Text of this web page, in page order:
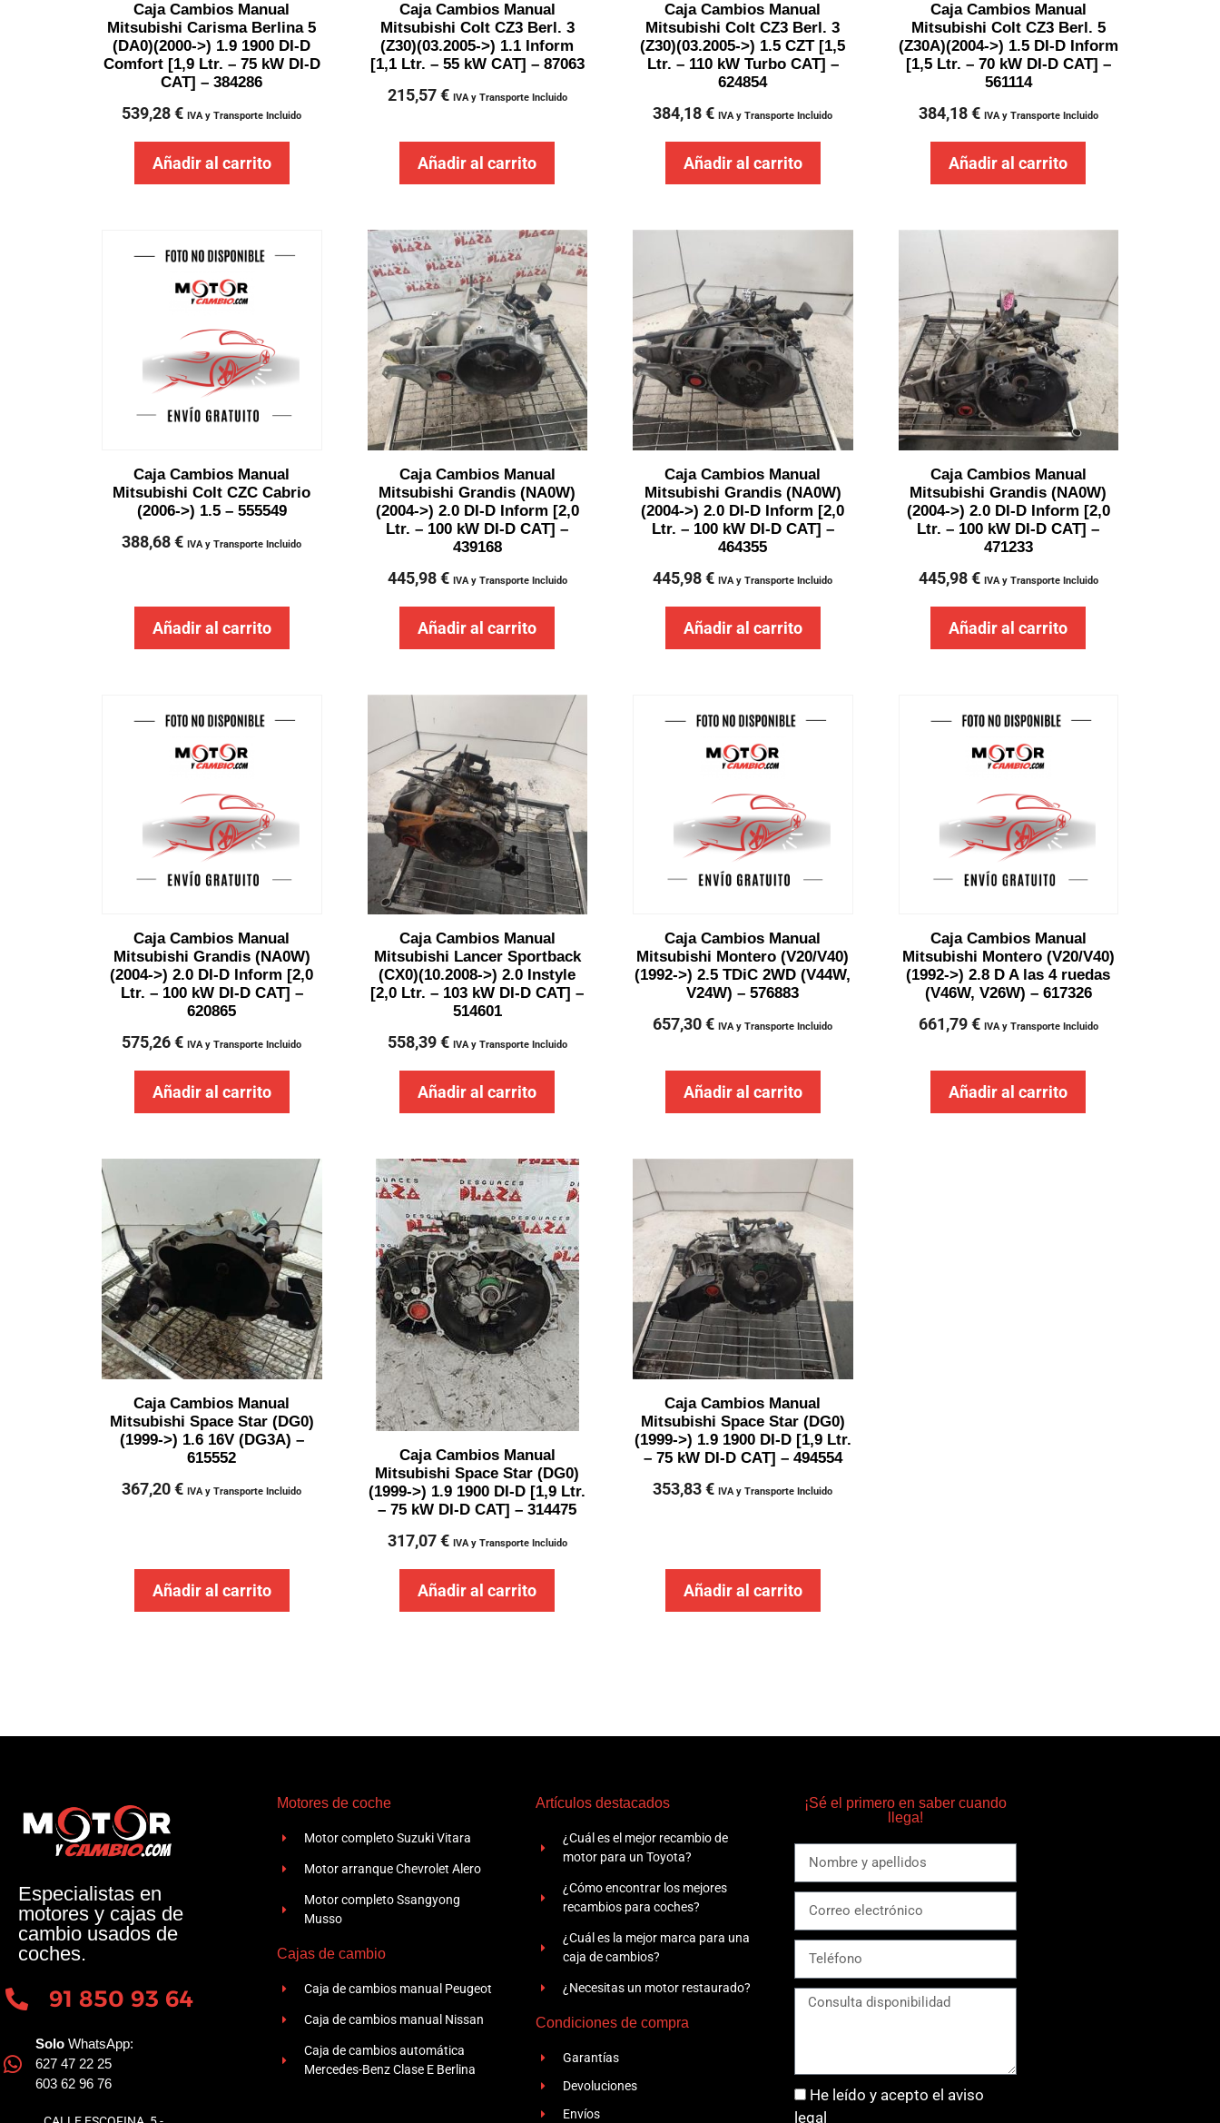
Caja Cambios Manual
Mitsubishi Carisma Berlina 5
(DA0)(2000->) 1.9 1900 DI-D
Comfort [1,9 Ltr. – 75 kW DI-D
CAT] – 384286
539,28€ IVA y Transporte Incluido
Añadir al carrito
Caja Cambios Manual
Mitsubishi Colt CZ3 Berl. 3
(Z30)(03.2005->) 1.1 Inform
[1,1 Ltr. – 55 kW CAT] – 87063
215,57€ IVA y Transporte Incluido
Añadir al carrito
Caja Cambios Manual
Mitsubishi Colt CZ3 Berl. 3
(Z30)(03.2005->) 1.5 CZT [1,5
Ltr. – 110 kW Turbo CAT] –
624854
384,18€ IVA y Transporte Incluido
Añadir al carrito
Caja Cambios Manual
Mitsubishi Colt CZ3 Berl. 5
(Z30A)(2004->) 1.5 DI-D Inform
[1,5 Ltr. – 70 kW DI-D CAT] –
561114
384,18€ IVA y Transporte Incluido
Añadir al carrito
Caja Cambios Manual
Mitsubishi Colt CZC Cabrio
(2006->) 1.5 – 555549
388,68€ IVA y Transporte Incluido
Añadir al carrito
Caja Cambios Manual
Mitsubishi Grandis (NA0W)
(2004->) 2.0 DI-D Inform [2,0
Ltr. – 100 kW DI-D CAT] –
439168
445,98€ IVA y Transporte Incluido
Añadir al carrito
Caja Cambios Manual
Mitsubishi Grandis (NA0W)
(2004->) 2.0 DI-D Inform [2,0
Ltr. – 100 kW DI-D CAT] –
464355
445,98€ IVA y Transporte Incluido
Añadir al carrito
Caja Cambios Manual
Mitsubishi Grandis (NA0W)
(2004->) 2.0 DI-D Inform [2,0
Ltr. – 100 kW DI-D CAT] –
471233
445,98€ IVA y Transporte Incluido
Añadir al carrito
Caja Cambios Manual
Mitsubishi Grandis (NA0W)
(2004->) 2.0 DI-D Inform [2,0
Ltr. – 100 kW DI-D CAT] –
620865
575,26€ IVA y Transporte Incluido
Añadir al carrito
Caja Cambios Manual
Mitsubishi Lancer Sportback
(CX0)(10.2008->) 2.0 Instyle
[2,0 Ltr. – 103 kW DI-D CAT] –
514601
558,39€ IVA y Transporte Incluido
Añadir al carrito
Caja Cambios Manual
Mitsubishi Montero (V20/V40)
(1992->) 2.5 TDiC 2WD (V44W,
V24W) – 576883
657,30€ IVA y Transporte Incluido
Añadir al carrito
Caja Cambios Manual
Mitsubishi Montero (V20/V40)
(1992->) 2.8 D A las 4 ruedas
(V46W, V26W) – 617326
661,79€ IVA y Transporte Incluido
Añadir al carrito
Caja Cambios Manual
Mitsubishi Space Star (DG0)
(1999->) 1.6 16V (DG3A) –
615552
367,20€ IVA y Transporte Incluido
Añadir al carrito
Caja Cambios Manual
Mitsubishi Space Star (DG0)
(1999->) 1.9 1900 DI-D [1,9 Ltr.
– 75 kW DI-D CAT] – 314475
317,07€ IVA y Transporte Incluido
Añadir al carrito
Caja Cambios Manual
Mitsubishi Space Star (DG0)
(1999->) 1.9 1900 DI-D [1,9 Ltr.
– 75 kW DI-D CAT] – 494554
353,83€ IVA y Transporte Incluido
Añadir al carrito
Especialistas en
motores y cajas de
cambio usados de
coches.
91 850 93 64
Solo WhatsApp:
627 47 22 25
603 62 96 76
Motores de coche
Motor completo Suzuki Vitara
Motor arranque Chevrolet Alero
Motor completo Ssangyong
Musso
Cajas de cambio
Caja de cambios manual Peugeot
Caja de cambios manual Nissan
Caja de cambios automática
Mercedes-Benz Clase E Berlina
Artículos destacados
¿Cuál es el mejor recambio de
motor para un Toyota?
¿Cómo encontrar los mejores
recambios para coches?
¿Cuál es la mejor marca para una
caja de cambios?
¿Necesitas un motor restaurado?
Condiciones de compra
Garantías
Devoluciones
Envíos
¡Sé el primero en saber cuando
llega!
He leído y acepto el aviso
legal